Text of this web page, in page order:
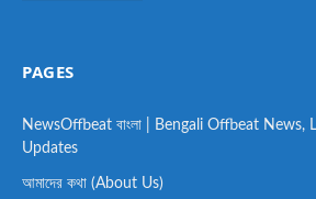
PAGES
NewsOffbeat বাংলা | Bengali Offbeat News,
Updates
আমাদের কথা (About Us)